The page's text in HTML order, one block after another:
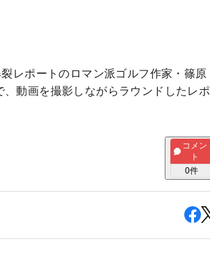
レポートのロマン派ゴルフ作家・篠原
動画を撮影しながらラウンドしたレポ
コメン
ト
0件